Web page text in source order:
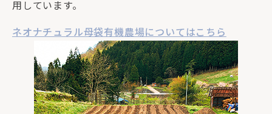
用しています。
ネオナチュラル母袋有機農場についてはこちら